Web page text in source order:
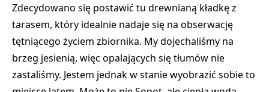
Zdecydowano się postawić tu drewnianą kładkę z
tarasem, który idealnie nadaje się na obserwację
tętniącego życiem zbiornika. My dojechaliśmy na
brzeg jesienią, więc opalających się tłumów nie
zastaliśmy. Jestem jednak w stanie wyobrazić sobie to